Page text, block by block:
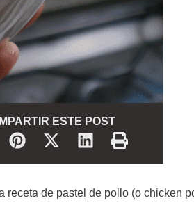
ESTE POST
receta de pastel de pollo (o chicken